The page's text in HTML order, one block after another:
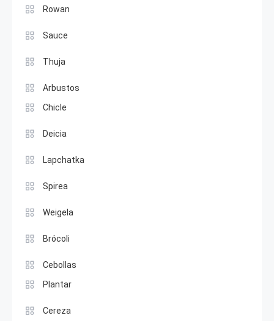
Rowan
Sauce
Thuja
Arbustos
Chicle
Deicia
Lapchatka
Spirea
Weigela
Brócoli
Cebollas
Plantar
Cereza